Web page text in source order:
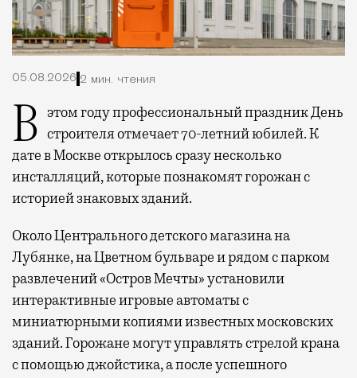
05.08.2026 2 мин. чтения
В этом году профессиональный праздник День строителя отмечает 70-летний юбилей. К
дате в Москве открылось сразу несколько
инсталляций, которые познакомят горожан с
историей знаковых зданий.
Около Центрального детского магазина на
Лубянке, на Цветном бульваре и рядом с парком
развлечений «Остров Мечты» установили
интерактивные игровые автоматы с
миниатюрными копиями известных московских
зданий. Горожане могут управлять стрелой крана
с помощью джойстика, а после успешного